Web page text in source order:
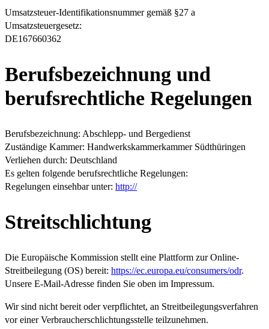
Umsatzsteuer-Identifikationsnummer gemäß §27 a
Umsatzsteuergesetz:
DE167660362
Berufsbezeichnung und
berufsrechtliche Regelungen
Berufsbezeichnung: Abschlepp- und Bergedienst
Zuständige Kammer: Handwerkskammerkammer Südthüringen
Verliehen durch: Deutschland
Es gelten folgende berufsrechtliche Regelungen:
Regelungen einsehbar unter: http://
Streitschlichtung
Die Europäische Kommission stellt eine Plattform zur Online-
Streitbeilegung (OS) bereit: https://ec.europa.eu/consumers/odr.
Unsere E-Mail-Adresse finden Sie oben im Impressum.
Wir sind nicht bereit oder verpflichtet, an Streitbeilegungsverfahren
vor einer Verbraucherschlichtungsstelle teilzunehmen.